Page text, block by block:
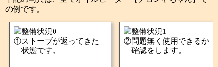
の例です。
ストーブが返ってきた
状態です。
問題無く使用できるか
確認をします。